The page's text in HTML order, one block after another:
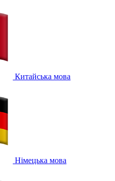
Китайська мова
Німецька мова